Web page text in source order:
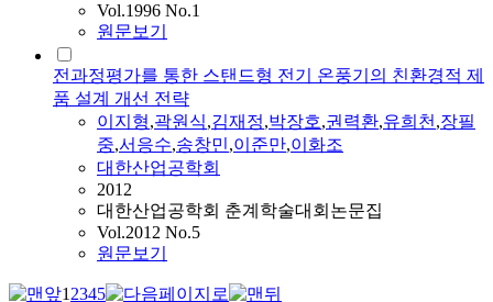
Vol.1996 No.1
원문보기
전과정평가를 통한 스탠드형 전기 온풍기의 친환경적 제
품 설계 개선 전략
이지형,곽원식,김재정,박장호,권력환,유희천,장필
중,서응수,송창민,이준만,이화조
대한산업공학회
2012
대한산업공학회 춘계학술대회논문집
Vol.2012 No.5
원문보기
12345